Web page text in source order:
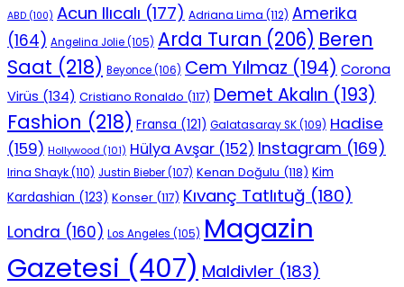
ABD (100) Acun Ilıcalı (177) Adriana Lima (112) Amerika
(164) Angelina Jolie(105) Arda Turan (206) Beren
Saat (218) Beyonce(106) Cem Yılmaz (194) Corona
Virüs (134) Cristiano Ronaldo (117) Demet Akalın (193)
Fashion (218) Fransa (121) Galatasaray SK(109) Hadise
(159) Hollywood (101) Hülya Avşar (152) Instagram (169)
Irina Shayk(110) Justin Bieber(107) Kenan Doğulu (118) Kim
Kardashian (123) Konser (117) Kıvanç Tatlıtuğ (180)
Londra (160) Los Angeles (105) Magazin
Gazetesi (407) Maldivler (183)